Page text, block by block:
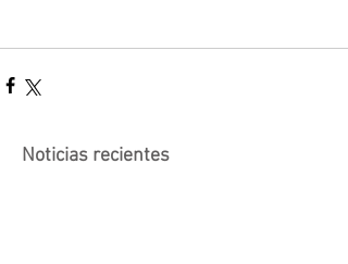
Noticias recientes